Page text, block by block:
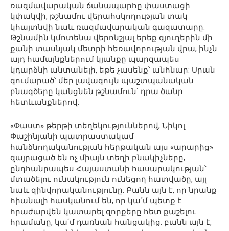
ռազմավարական ճանապարհը փաստացի
կփակվի, թշնամու վերահսկողության տակ
կհայտնվի նաև ռազմավարական գազատարը:
Թշնամին կմոտենա վերոնշյալ երեք գյուղերին մի
քանի տասնյակ մետրի հեռավորության վրա, ինչն
այդ համայնքներում կյանքը պարզապես
կդարձնի անտանելի, եթե չասենք՝ անհնար: Սրան
գումարած՝ մեր լավագույն պաշտպանական
բնագծերը կանցնեն թշնամուն՝ դրա ծանր
հետևանքներով:
«Փաստ» թերթի տեղեկություններով, Նիկոլ
Փաշինյանի պատրաստակամ
հանձնողականության հերթական այս «արարից»
զայրացած են ոչ միայն տեղի բնակիչները,
ընդհանրապես Հայաստանի հասարակության՝
մտածելու ունակություն ունեցող հատվածը, այլ
նաև զինվորականությունը: Բանն այն է, որ նրանք
հիանալի հասկանում են, որ կա՛մ պետք է
հրաժարվեն կատարել զորքերը հետ քաշելու
հրամանը, կա՛մ դառնան հանցակից. բանն այն է,